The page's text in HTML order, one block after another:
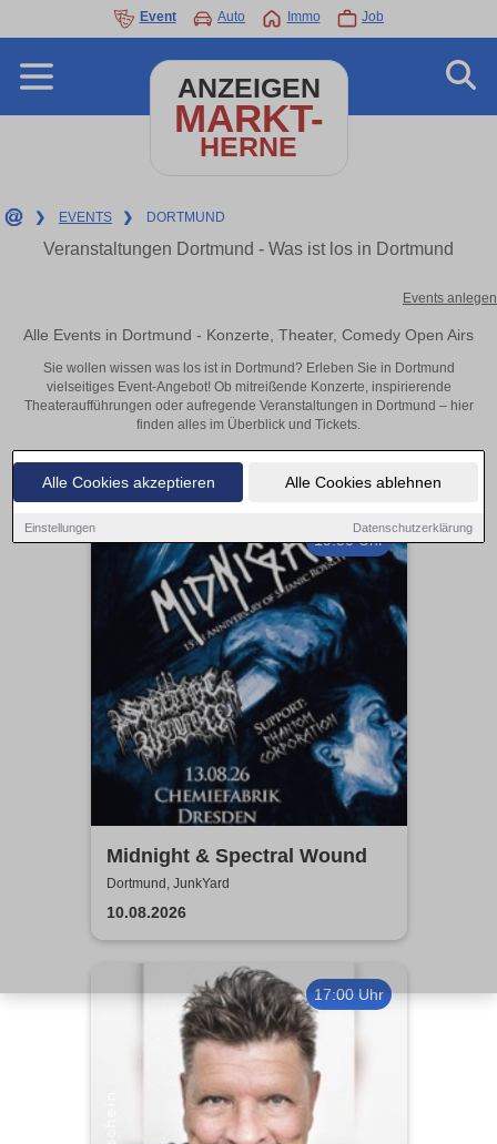
Alle Cookies akzeptieren Alle Cookies ablehnen
Einstellungen Datenschutzerklärung
Event Auto Immo Job
ANZEIGEN
MARKT-
HERNE
❯ EVENTS ❯ DORTMUND
Veranstaltungen Dortmund - Was ist los in Dortmund
Events anlegen
Alle Events in Dortmund - Konzerte, Theater, Comedy Open Airs
Sie wollen wissen was los ist in Dortmund? Erleben Sie in Dortmund
vielseitiges Event-Angebot! Ob mitreißende Konzerte, inspirierende
Theateraufführungen oder aufregende Veranstaltungen in Dortmund – hier
finden alles im Überblick und Tickets.
19:30 Uhr
Midnight & Spectral Wound
Dortmund, JunkYard
10.08.2026
17:00 Uhr